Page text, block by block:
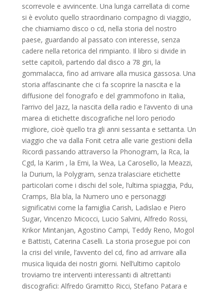
scorrevole e avvincente. Una lunga carrellata di come
si è evoluto quello straordinario compagno di viaggio,
che chiamiamo disco o cd, nella storia del nostro
paese, guardando al passato con interesse, senza
cadere nella retorica del rimpianto. Il libro si divide in
sette capitoli, partendo dal disco a 78 giri, la
gommalacca, fino ad arrivare alla musica gassosa. Una
storia affascinante che ci fa scoprire la nascita e la
diffusione del fonografo e del grammofono in Italia,
l’arrivo del Jazz, la nascita della radio e l’avvento di una
marea di etichette discografiche nel loro periodo
migliore, cioè quello tra gli anni sessanta e settanta. Un
viaggio che va dalla Fonit cetra alle varie gestioni della
Ricordi passando attraverso la Phonogram, la Rca, la
Cgd, la Karim , la Emi, la Wea, La Carosello, la Meazzi,
la Durium, la Polygram, senza tralasciare etichette
particolari come i dischi del sole, l’ultima spiaggia, Pdu,
Cramps, Bla bla, la Numero uno e personaggi
significativi come la famiglia Carish, Ladislao e Piero
Sugar, Vincenzo Micocci, Lucio Salvini, Alfredo Rossi,
Krikor Mintanjan, Agostino Campi, Teddy Reno, Mogol
e Battisti, Caterina Caselli. La storia prosegue poi con
la crisi del vinile, l’avvento del cd, fino ad arrivare alla
musica liquida dei nostri giorni. Nell’ultimo capitolo
troviamo tre interventi interessanti di altrettanti
discografici: Alfredo Gramitto Ricci, Stefano Patara e